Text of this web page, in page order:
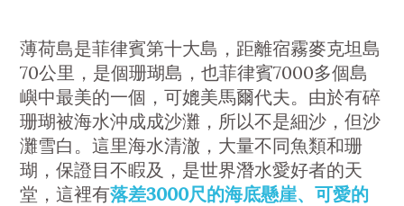
薄荷島是菲律賓第十大島，距離宿霧麥克坦島
70公里，是個珊瑚島，也菲律賓7000多個島
嶼中最美的一個，可媲美馬爾代夫。由於有碎
珊瑚被海水沖成成沙灘，所以不是細沙，但沙
灘雪白。這里海水清澈，大量不同魚類和珊
瑚，保證目不睱及，是世界潛水愛好者的天
堂，這裡有落差3000尺的海底懸崖、可愛的